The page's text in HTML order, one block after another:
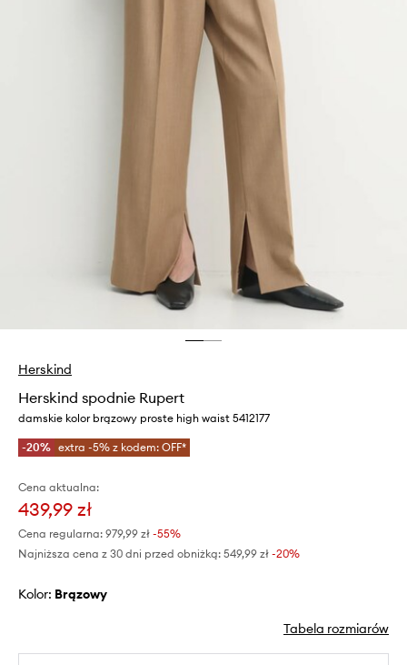
Herskind
Herskind spodnie Rupert
damskie kolor brązowy proste high waist 5412177
-20% extra -5% z kodem: OFF*
Cena aktualna:
439,99 zł
Cena regularna: 979,99 zł -55%
Najniższa cena z 30 dni przed obniżką: 549,99 zł -20%
Kolor: brązowy
Tabela rozmiarów